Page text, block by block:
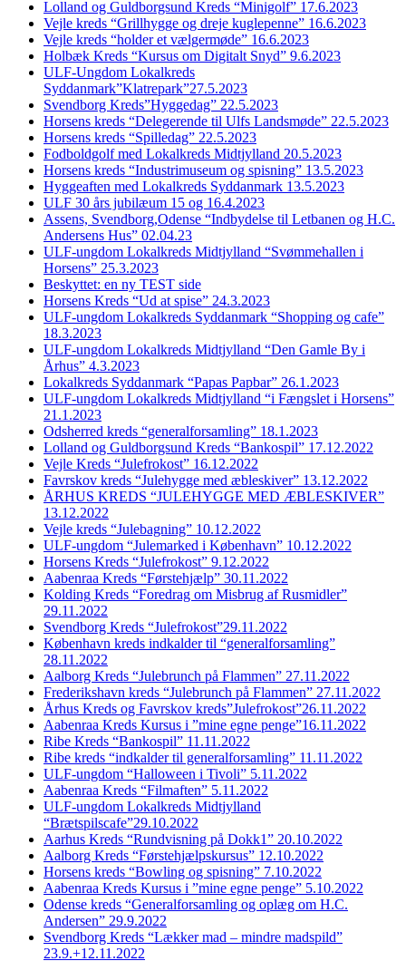
Lolland og Guldborgsund Kreds “Minigolf” 17.6.2023
Vejle kreds “Grillhygge og dreje kuglepenne” 16.6.2023
Vejle kreds “holder et vælgermøde” 16.6.2023
Holbæk Kreds “Kursus om Digitalt Snyd” 9.6.2023
ULF-Ungdom Lokalkreds
Syddanmark”Klatrepark”27.5.2023
Svendborg Kreds”Hyggedag” 22.5.2023
Horsens kreds “Delegerende til Ulfs Landsmøde” 22.5.2023
Horsens kreds “Spilledag” 22.5.2023
Fodboldgolf med Lokalkreds Midtjylland 20.5.2023
Horsens kreds “Industrimuseum og spisning” 13.5.2023
Hyggeaften med Lokalkreds Syddanmark 13.5.2023
ULF 30 års jubilæum 15 og 16.4.2023
Assens, Svendborg,Odense “Indbydelse til Letbanen og H.C.
Andersens Hus” 02.04.23
ULF-ungdom Lokalkreds Midtjylland “Svømmehallen i
Horsens” 25.3.2023
Beskyttet: en ny TEST side
Horsens Kreds “Ud at spise” 24.3.2023
ULF-ungdom Lokalkreds Syddanmark “Shopping og cafe”
18.3.2023
ULF-ungdom Lokalkreds Midtjylland “Den Gamle By i
Århus” 4.3.2023
Lokalkreds Syddanmark “Papas Papbar” 26.1.2023
ULF-ungdom Lokalkreds Midtjylland “i Fængslet i Horsens”
21.1.2023
Odsherred kreds “generalforsamling” 18.1.2023
Lolland og Guldborgsund Kreds “Bankospil” 17.12.2022
Vejle Kreds “Julefrokost” 16.12.2022
Favrskov kreds “Julehygge med æbleskiver” 13.12.2022
ÅRHUS KREDS “JULEHYGGE MED ÆBLESKIVER”
13.12.2022
Vejle kreds “Julebagning” 10.12.2022
ULF-ungdom “Julemarked i København” 10.12.2022
Horsens Kreds “Julefrokost” 9.12.2022
Aabenraa Kreds “Førstehjælp” 30.11.2022
Kolding Kreds “Foredrag om Misbrug af Rusmidler”
29.11.2022
Svendborg Kreds “Julefrokost”29.11.2022
København kreds indkalder til “generalforsamling”
28.11.2022
Aalborg Kreds “Julebrunch på Flammen” 27.11.2022
Frederikshavn kreds “Julebrunch på Flammen” 27.11.2022
Århus Kreds og Favrskov kreds”Julefrokost”26.11.2022
Aabenraa Kreds Kursus i ”mine egne penge”16.11.2022
Ribe Kreds “Bankospil” 11.11.2022
Ribe kreds “indkalder til generalforsamling” 11.11.2022
ULF-ungdom “Halloween i Tivoli” 5.11.2022
Aabenraa Kreds “Filmaften” 5.11.2022
ULF-ungdom Lokalkreds Midtjylland
“Brætspilscafe”29.10.2022
Aarhus Kreds “Rundvisning på Dokk1” 20.10.2022
Aalborg Kreds “Førstehjælpskursus” 12.10.2022
Horsens kreds “Bowling og spisning” 7.10.2022
Aabenraa Kreds Kursus i ”mine egne penge” 5.10.2022
Odense kreds “Generalforsamling og oplæg om H.C.
Andersen” 29.9.2022
Svendborg Kreds “Lækker mad – mindre madspild”
23.9.+12.11.2022